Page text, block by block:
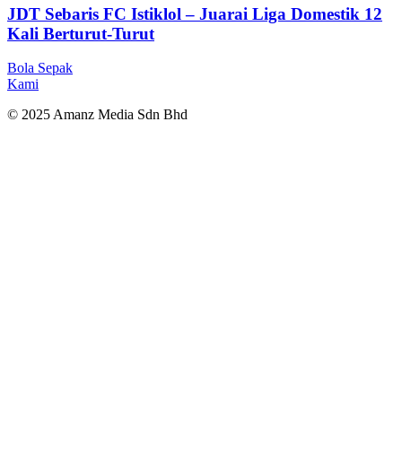
JDT Sebaris FC Istiklol – Juarai Liga Domestik 12
Kali Berturut-Turut
Bola Sepak
Kami
© 2025 Amanz Media Sdn Bhd